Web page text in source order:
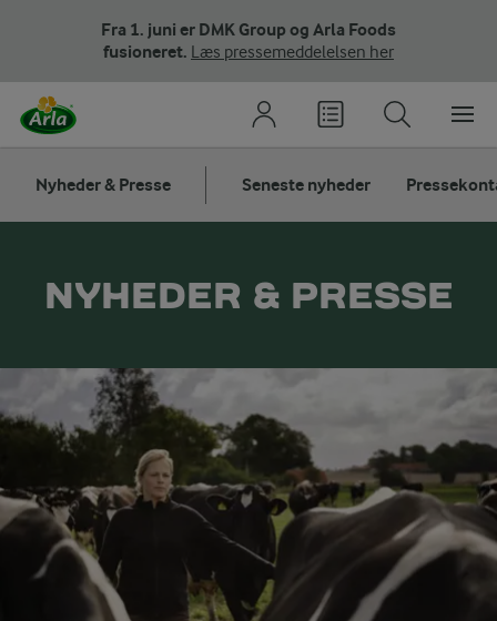
Fra 1. juni er DMK Group og Arla Foods
fusioneret. Læs pressemeddelelsen her
Nyheder & Presse Seneste nyheder
NYHEDER & PRESSE